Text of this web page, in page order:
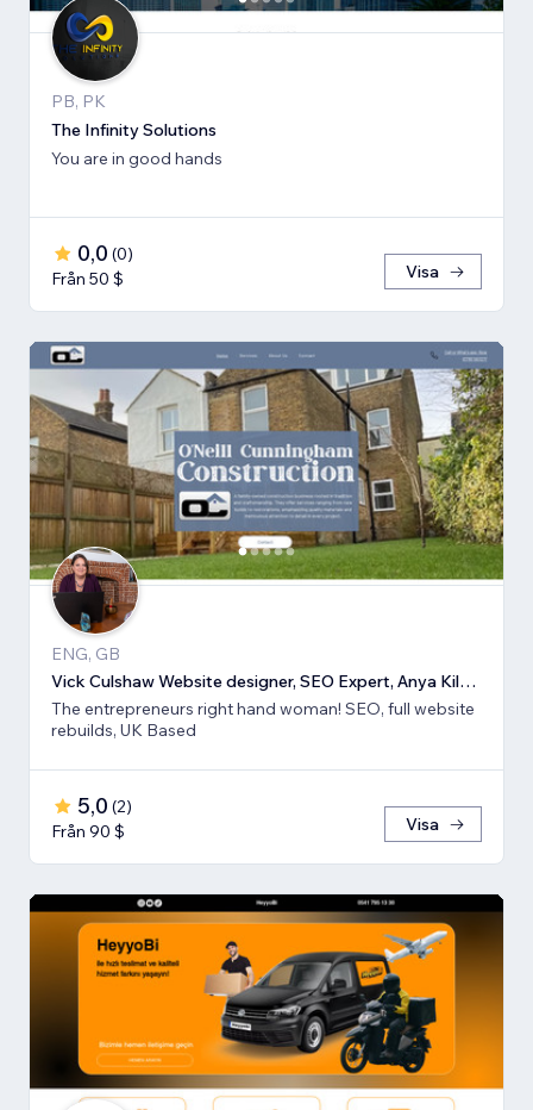
PB, PK
The Infinity Solutions
You are in good hands
0,0 (0)
Från 50 $
Visa
ENG, GB
Vick Culshaw Website designer, SEO Expert, Anya Kilsha LTD
The entrepreneurs right hand woman! SEO, full website
rebuilds, UK Based
5,0 (2)
Från 90 $
Visa